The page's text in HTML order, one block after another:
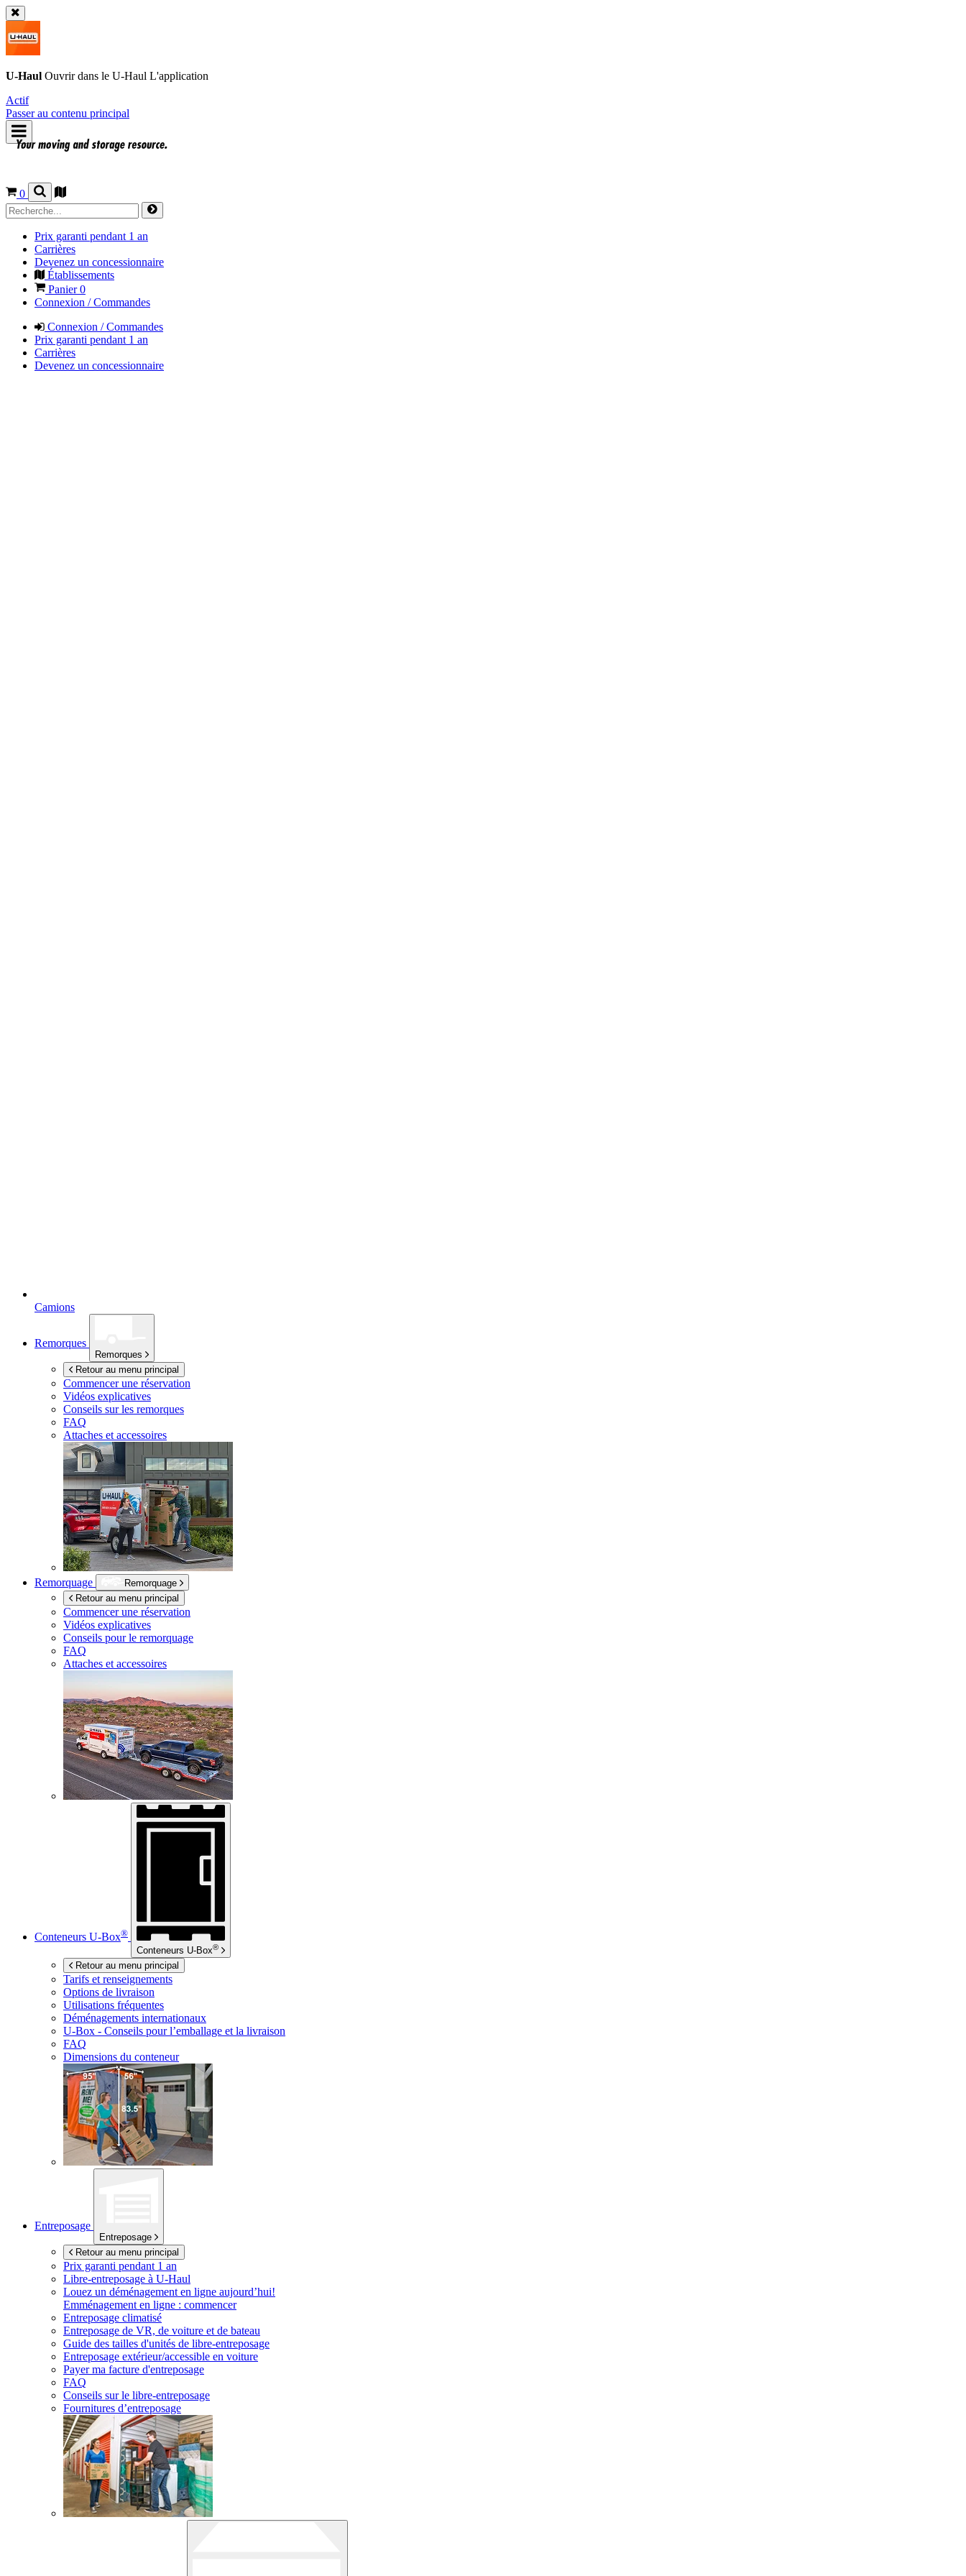
U-Haul Ouvrir dans le U-Haul L'application
Actif
Passer au contenu principal
0
Prix garanti pendant 1 an
Carrières
Devenez un concessionnaire
Établissements
Panier0
Connexion / Commandes
Connexion / Commandes
Prix garanti pendant 1 an
Carrières
Devenez un concessionnaire
Camions
Remorques
Remorques
Retour au menu principal
Commencer une réservation
Vidéos explicatives
Conseils sur les remorques
FAQ
Attaches et accessoires
Remorquage
Remorquage
Retour au menu principal
Commencer une réservation
Vidéos explicatives
Conseils pour le remorquage
FAQ
Attaches et accessoires
Conteneurs U-Box®
Conteneurs U-Box®
Retour au menu principal
Tarifs et renseignements
Options de livraison
Utilisations fréquentes
Déménagements internationaux
U-Box - Conseils pour l’emballage et la livraison
FAQ
Dimensions du conteneur
Entreposage
Entreposage
Retour au menu principal
Prix garanti pendant 1 an
Libre-entreposage à U-Haul
Louez un déménagement en ligne aujourd’hui!
Emménagement en ligne : commencer
Entreposage climatisé
Entreposage de VR, de voiture et de bateau
Guide des tailles d'unités de libre-entreposage
Entreposage extérieur/accessible en voiture
Payer ma facture d'entreposage
FAQ
Conseils sur le libre-entreposage
Fournitures d’entreposage